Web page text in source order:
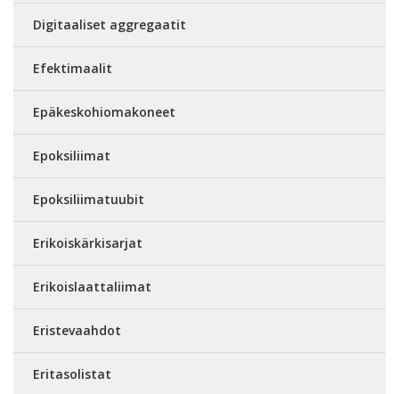
Digitaaliset aggregaatit
Efektimaalit
Epäkeskohiomakoneet
Epoksiliimat
Epoksiliimatuubit
Erikoiskärkisarjat
Erikoislaattaliimat
Eristevaahdot
Eritasolistat